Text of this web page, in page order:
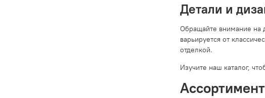
Детали и
Обращайте внимание на
варьируется от
отделкой.
Изучите наш каталог,